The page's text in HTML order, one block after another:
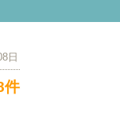
日
件